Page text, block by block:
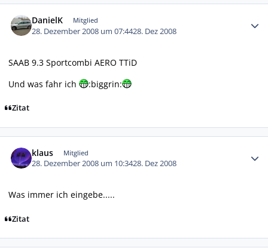
DanielK Mitglied
28. Dezember 2008 um 07:4428. Dez 2008
SAAB 9.3 Sportcombi AERO TTiD
Und was fahr ich
:biggrin:
Zitat
klaus Mitglied
28. Dezember 2008 um 10:3428. Dez 2008
Was immer ich eingebe.....
Zitat